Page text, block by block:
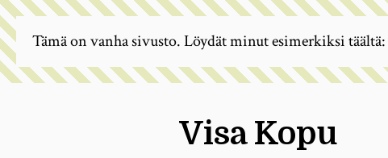
Visa Kopu
Tämä on vanha sivusto. Löydät minut esimerkiksi täältä: